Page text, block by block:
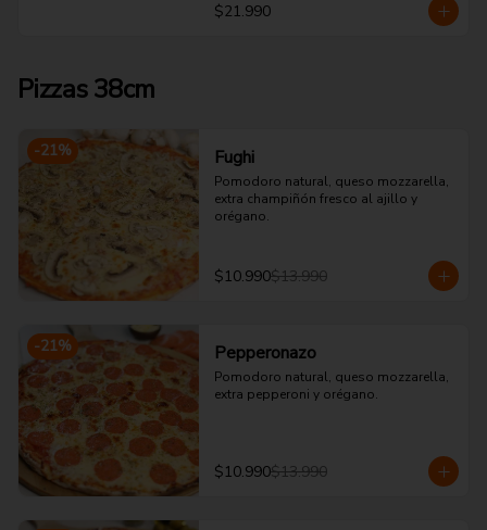
$21.990
Pizzas 38cm
-21% Fughi
Pomodoro natural, queso mozzarella,
extra champiñón fresco al ajillo y
orégano.
$10.990$13.990
-21% Pepperonazo
Pomodoro natural, queso mozzarella,
extra pepperoni y orégano.
$10.990$13.990